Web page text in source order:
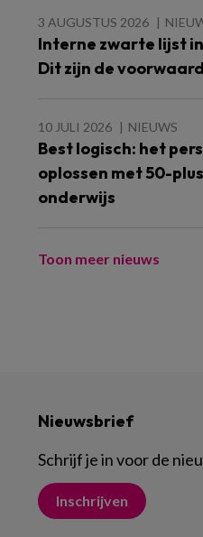
3 AUGUSTUS 2026
Interne zwarte lijst
Dit zijn de
10 JULI 2026 NIEUWS
Best logisch: het
oplossen met 50-
onderwijs
Toon meer nieuws
Nieuwsbrief
Schrijf je in voor de
Inschrijven